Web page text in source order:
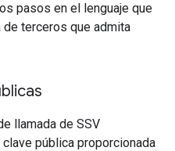
pasos en el lenguaje que
terceros que admita
llamada de SSV
pública proporcionada